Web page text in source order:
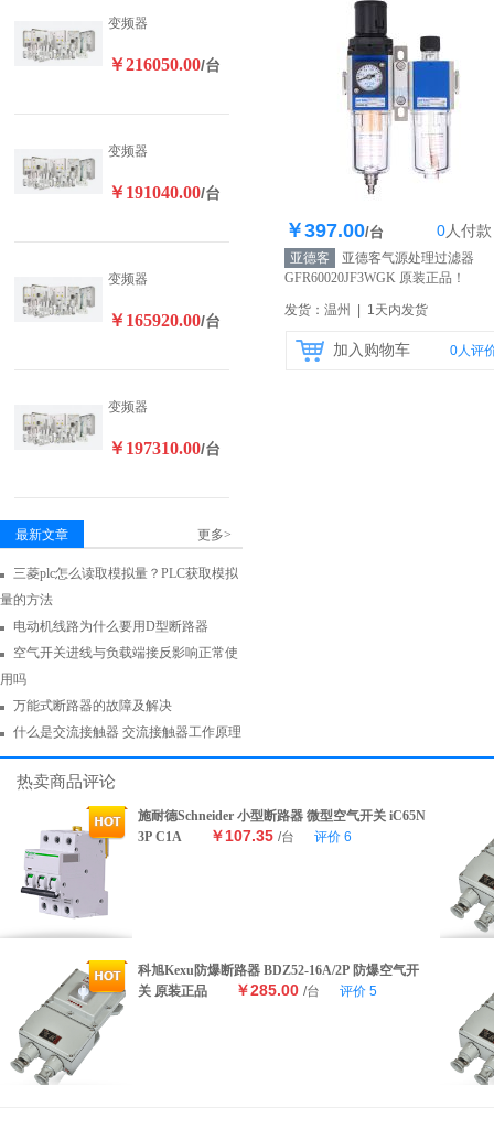
库存100个
￥397.00/台 0人付款
亚德客
亚德客气源处理过滤器
GFR60020JF3WGK 原装正品！
发货：温州 | 1天内发货
加入购物车 0人评
变频器
￥216050.00/台
变频器
￥191040.00/台
变频器
￥165920.00/台
变频器
￥197310.00/台
最新文章 更多>
三菱plc怎么读取模拟量？PLC获取模拟
量的方法
电动机线路为什么要用D型断路器
空气开关进线与负载端接反影响正常使
用吗
万能式断路器的故障及解决
什么是交流接触器 交流接触器工作原理
热卖商品评论
施耐德Schneider 小型断路器 微型空气开关 iC65N
3P C1A
￥107.35 /台 评价 6
科旭Kexu防爆断路器 BDZ52-16A/2P 防爆空气开
关 原装正品
￥285.00 /台 评价 5